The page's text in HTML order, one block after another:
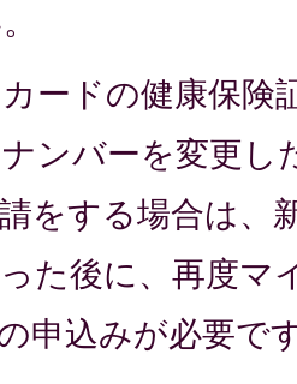
ードの健康保険
ンバーを変更し
をする場合は、
た後に、再度マ
申込みが必要で